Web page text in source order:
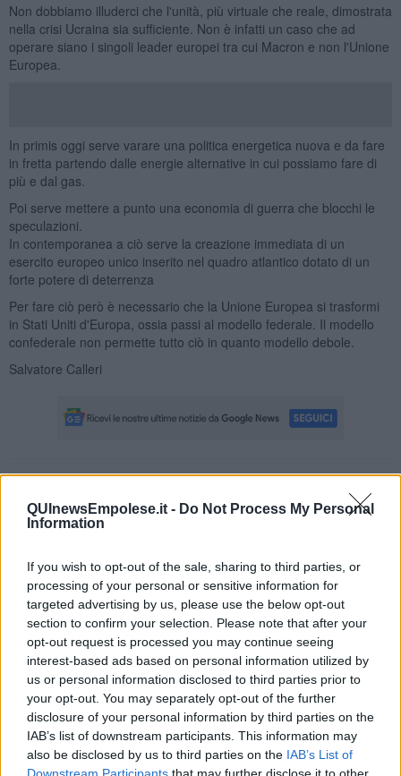
QUInewsEmpolese.it - Do Not Process My Personal
Information
If you wish to opt-out of the sale, sharing to third parties, or
processing of your personal or sensitive information for
targeted advertising by us, please use the below opt-out
section to confirm your selection. Please note that after your
opt-out request is processed you may continue seeing
interest-based ads based on personal information utilized by
us or personal information disclosed to third parties prior to
your opt-out. You may separately opt-out of the further
disclosure of your personal information by third parties on the
IAB’s list of downstream participants. This information may
also be disclosed by us to third parties on the IAB’s List of
Non dobbiamo illuderci che l'unità, più virtuale che reale, dimostrata
nella crisi Ucraina sia sufficiente. Non è infatti un caso che ad
operare siano i singoli leader europei tra cui Macron e non l'Unione
Europea.
In primis oggi serve varare una politica energetica nuova e da fare
in fretta partendo dalle energie alternative in cui possiamo fare di
più e dal gas.
Poi serve mettere a punto una economia di guerra che blocchi le
speculazioni.
In contemporanea a ciò serve la creazione immediata di un
esercito europeo unico inserito nel quadro atlantico dotato di un
forte potere di deterrenza
Per fare ciò però è necessario che la Unione Europea si trasformi
in Stati Uniti d'Europa, ossia passi al modello federale. Il modello
confederale non permette tutto ciò in quanto modello debole.
Salvatore Calleri
Newsletter QUInews - ToscanaMedia.Arriva gratis tutti i giorni
alle 20:00 direttamente nella tua casella di posta.
Ti potrebbe interessare anche:
Articoli dal Blog “Legalità e non solo” di Salvatore Calleri
Il “dopo” Matteo Messina Denaro
Vademecum antimafia per gli elettori
Toscana chiama Palermo
Serve un esercito europeo
I superbonus rischiano di favorire la mafia
Occorre potenziare il controllo del territorio
​Nuovi scenari narcos a Firenze?
Alla 'ndrangheta piace la Toscana